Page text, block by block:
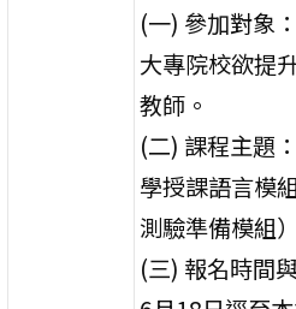
(一) 參加對象
大專院校欲提
教師。
(二) 課程主題
學授課語言模
測驗準備模組
(三) 報名時間